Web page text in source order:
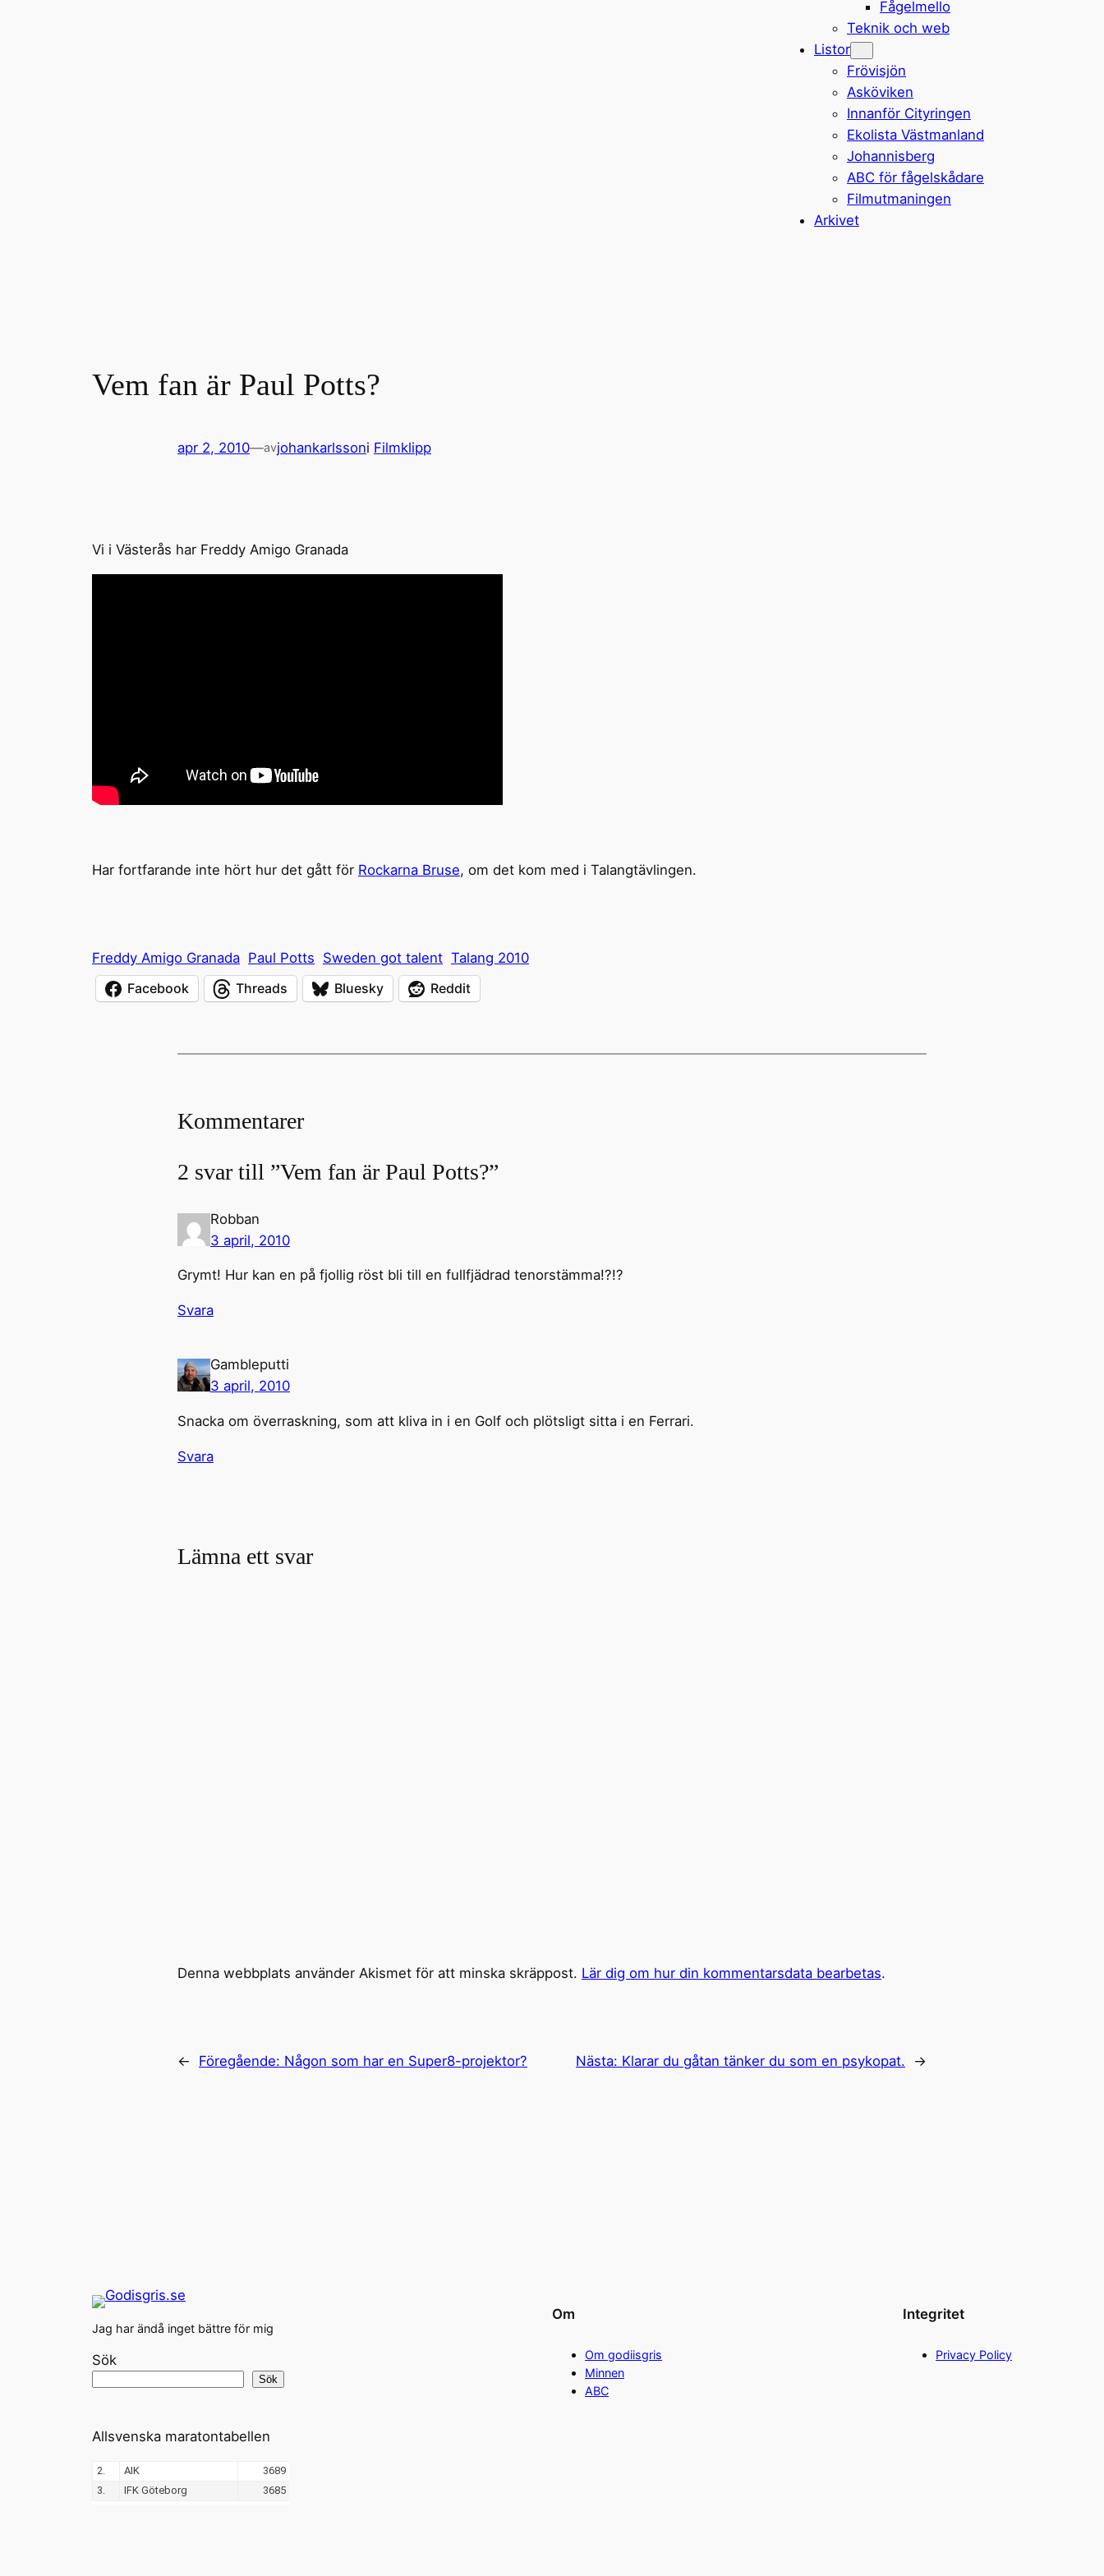
Fågelmello
Teknik och web
Listor
Frövisjön
Asköviken
Innanför Cityringen
Ekolista Västmanland
Johannisberg
ABC för fågelskådare
Filmutmaningen
Arkivet
Vem fan är Paul Potts?
apr 2, 2010—avjohankarlssoni Filmklipp
Vi i Västerås har Freddy Amigo Granada
Har fortfarande inte hört hur det gått för Rockarna Bruse, om det kom med i Talangtävlingen.
Freddy Amigo Granada Paul Potts Sweden got talent Talang 2010
Facebook
Threads Bluesky Reddit
Kommentarer
2 svar till ”Vem fan är Paul Potts?”
Robban
3 april, 2010
Grymt! Hur kan en på fjollig röst bli till en fullfjädrad tenorstämma!?!?
Svara
Gambleputti
3 april, 2010
Snacka om överraskning, som att kliva in i en Golf och plötsligt sitta i en Ferrari.
Svara
Lämna ett svar
Denna webbplats använder Akismet för att minska skräppost. Lär dig om hur din kommentarsdata bearbetas.
← Föregående: Någon som har en Super8-projektor? Nästa: Klarar du gåtan tänker du som en psykopat. →
Jag har ändå inget bättre för mig
Sök
Sök
Om
Om godiisgris
Minnen
ABC
Integritet
Privacy Policy
Allsvenska maratontabellen